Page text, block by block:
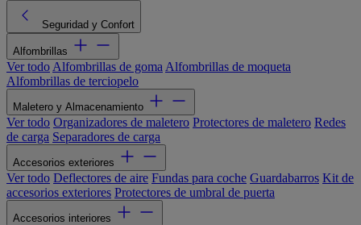
Seguridad y Confort
Alfombrillas
Ver todo Alfombrillas de goma Alfombrillas de moqueta
Alfombrillas de terciopelo
Maletero y Almacenamiento
Ver todo Organizadores de maletero Protectores de maletero Redes
de carga Separadores de carga
Accesorios exteriores
Ver todo Deflectores de aire Fundas para coche Guardabarros Kit de
accesorios exteriores Protectores de umbral de puerta
Accesorios interiores